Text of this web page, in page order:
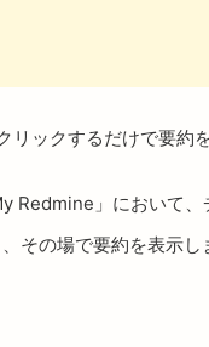
リックするだけで要約
」において、
その場で要約を表示